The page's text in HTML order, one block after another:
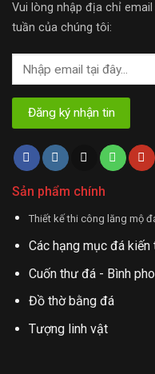
Vui lòng nhập địa chỉ
tuần của chúng tôi:
Sản phẩm chính
Thiết kế thi công lăng mộ
Các hạng mục đá kiến
Cuốn thư đá - Bình
Đồ thờ bằng đá
Tượng linh vật